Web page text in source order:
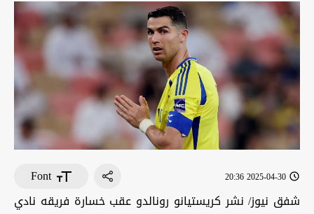
2025-04-30 20:36
Font
شفق نيوز/ نشر كريستيانو رونالدو عقب خسارة فريقه نادي